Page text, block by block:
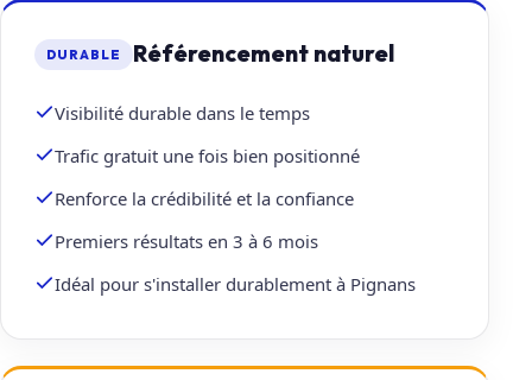
DURABLE Référencement naturel
Visibilité durable dans le temps
Trafic gratuit une fois bien positionné
Renforce la crédibilité et la confiance
Premiers résultats en 3 à 6 mois
Idéal pour s'installer durablement à Pignans